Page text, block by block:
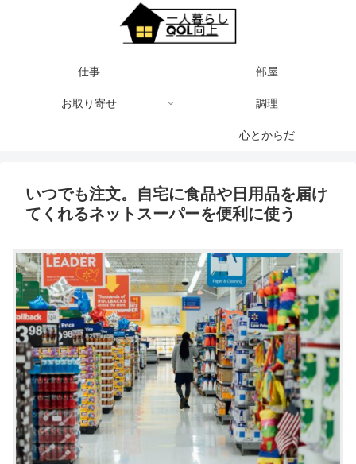
仕事 部屋
お取り寄せ 調理
心とからだ
いつでも注文。自宅に食品や日用品を届け
てくれるネットスーパーを便利に使う